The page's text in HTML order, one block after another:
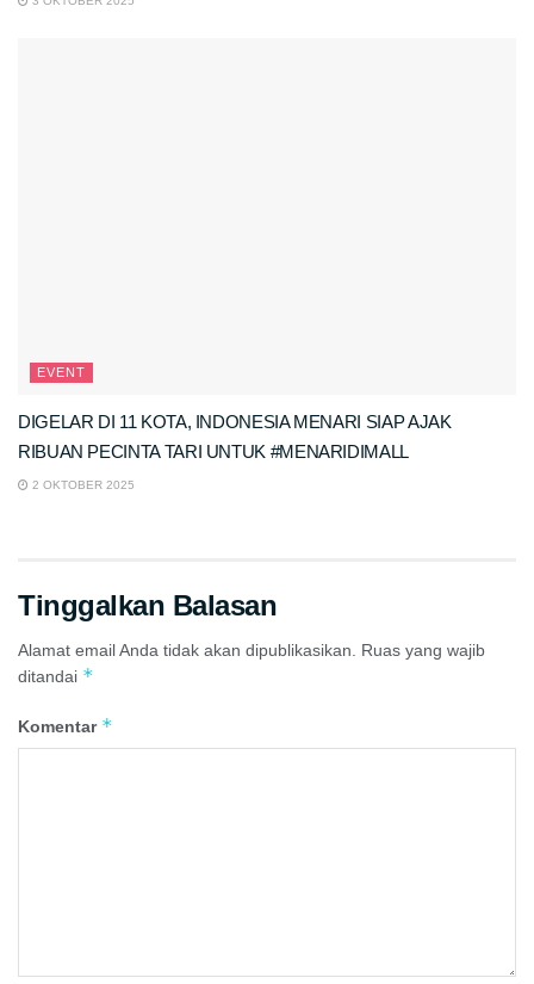
EVENT
DIGELAR DI 11 KOTA, INDONESIA MENARI SIAP AJAK
RIBUAN PECINTA TARI UNTUK #MENARIDIMALL
2 OKTOBER 2025
Tinggalkan Balasan
Alamat email Anda tidak akan dipublikasikan.
Ruas yang wajib
ditandai *
Komentar *